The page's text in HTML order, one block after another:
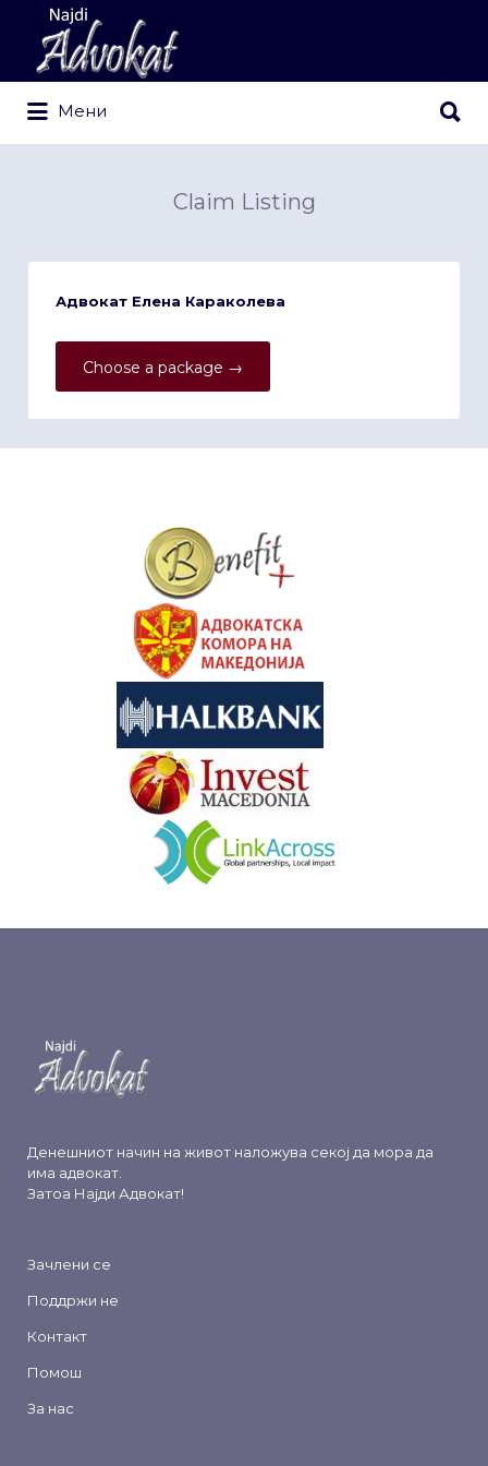
Search
for:
Мени
for:
Claim Listing
Адвокат Елена Караколева
Денешниот начин на живот наложува секој да мора да
има адвокат.
Затоа Најди Адвокат!
Зачлени се
Поддржи не
Контакт
Помош
За нас